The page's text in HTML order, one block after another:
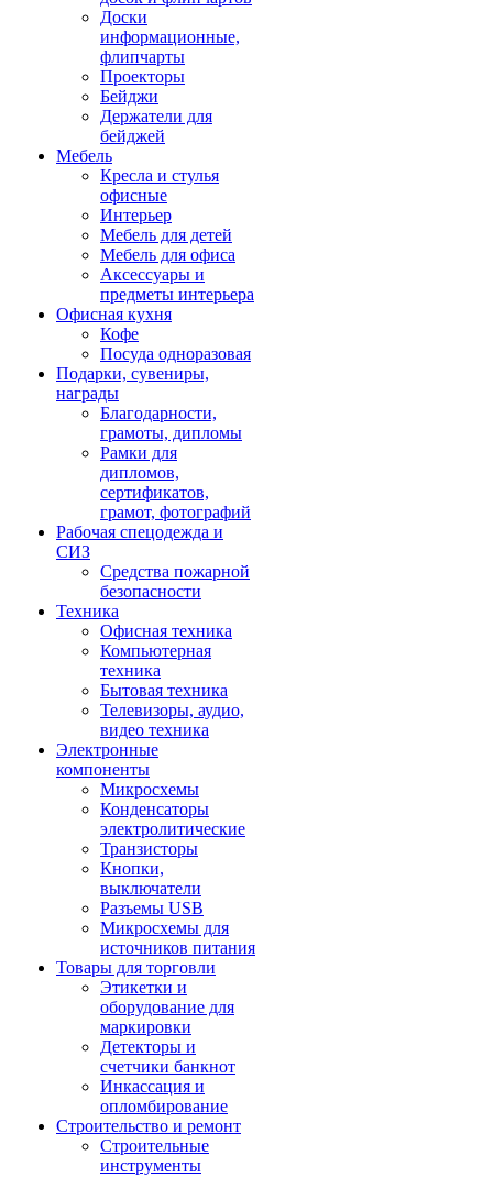
Доски
информационные,
флипчарты
Проекторы
Бейджи
Держатели для
бейджей
Мебель
Кресла и стулья
офисные
Интерьер
Мебель для детей
Мебель для офиса
Аксессуары и
предметы интерьера
Офисная кухня
Кофе
Посуда одноразовая
Подарки, сувениры,
награды
Благодарности,
грамоты, дипломы
Рамки для
дипломов,
сертификатов,
грамот, фотографий
Рабочая спецодежда и
СИЗ
Средства пожарной
безопасности
Техника
Офисная техника
Компьютерная
техника
Бытовая техника
Телевизоры, аудио,
видео техника
Электронные
компоненты
Микросхемы
Конденсаторы
электролитические
Транзисторы
Кнопки,
выключатели
Разъемы USB
Микросхемы для
источников питания
Товары для торговли
Этикетки и
оборудование для
маркировки
Детекторы и
счетчики банкнот
Инкассация и
опломбирование
Строительство и ремонт
Строительные
инструменты